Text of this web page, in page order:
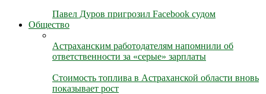
Павел Дуров пригрозил Facebook судом
Общество
Астраханским работодателям напомнили об
ответственности за «серые» зарплаты
Стоимость топлива в Астраханской области вновь
показывает рост